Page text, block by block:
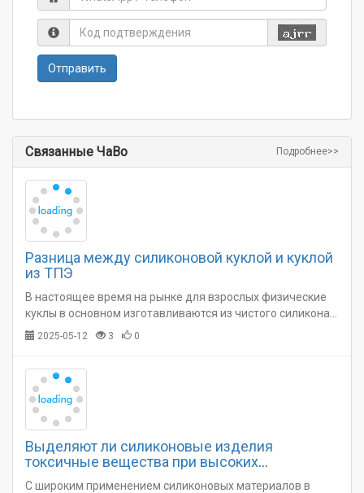
Подробнее>>
Связанные ЧаВо
Разница между силиконовой куклой и куклой
из ТПЭ
В настоящее время на рынке для взрослых физические
куклы в основном изготавливаются из чистого силикона,
чистого ТПЭ или из комбинации силиконовой головы с
2025-05-12 3 0
Выделяют ли силиконовые изделия
токсичные вещества при высоких
температурах
С широким применением силиконовых материалов в